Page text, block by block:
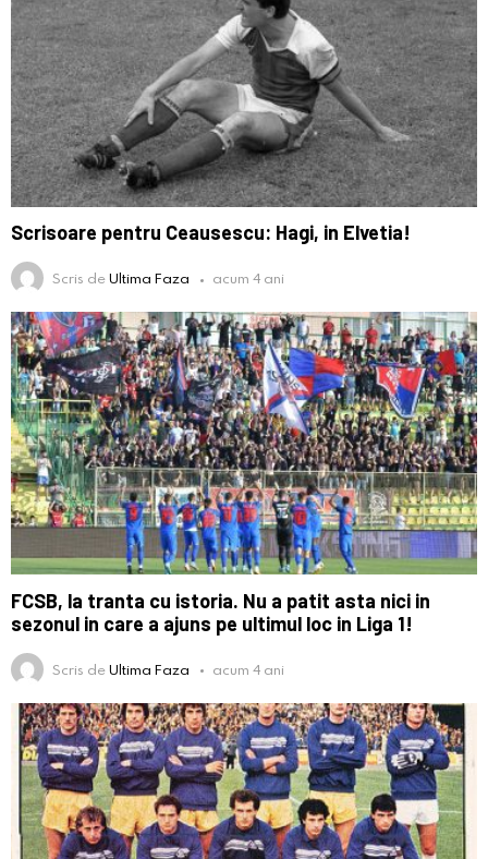
Scrisoare pentru Ceausescu: Hagi, in Elvetia!
Scris deUltima Faza acum 4 ani
FCSB, la tranta cu istoria. Nu a patit asta nici in
sezonul in care a ajuns pe ultimul loc in Liga 1!
Scris deUltima Faza acum 4 ani